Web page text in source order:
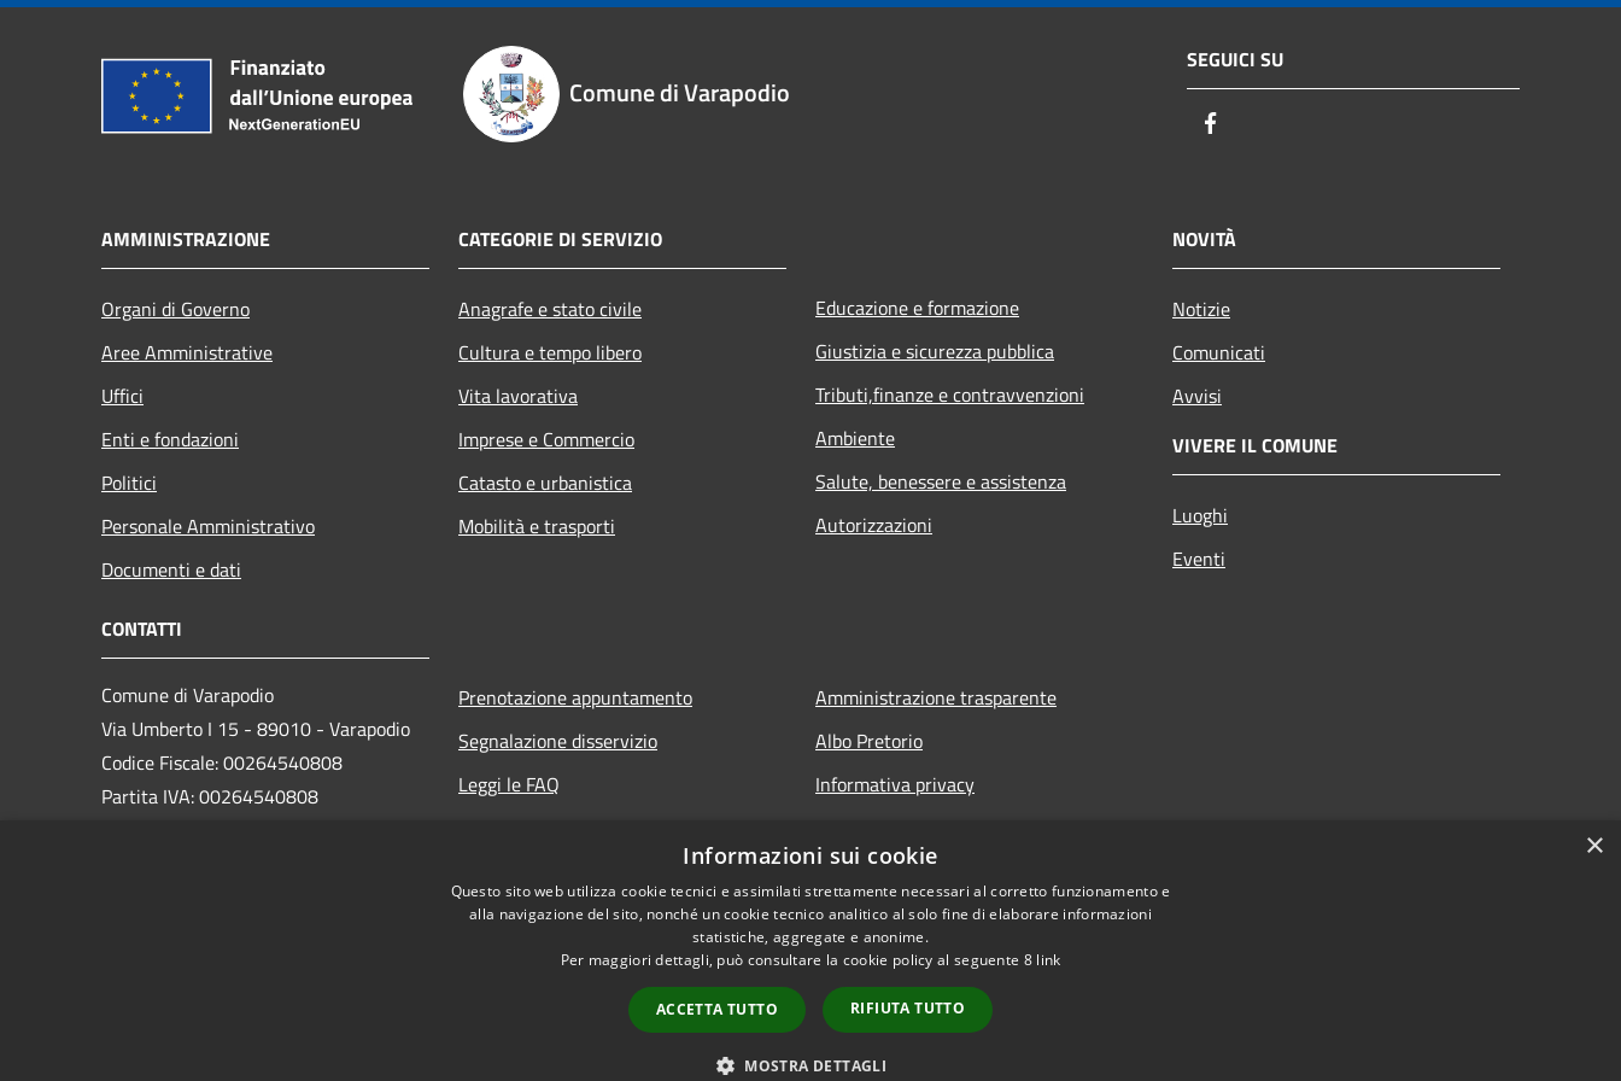
Comune di Varapodio
SEGUICI SU
AMMINISTRAZIONE
Organi di Governo
Aree Amministrative
Uffici
Enti e fondazioni
Politici
Personale Amministrativo
Documenti e dati
CATEGORIE DI SERVIZIO
Anagrafe e stato civile
Cultura e tempo libero
Vita lavorativa
Imprese e Commercio
Catasto e urbanistica
Mobilità e trasporti
Educazione e formazione
Giustizia e sicurezza pubblica
Tributi,finanze e contravvenzioni
Ambiente
Salute, benessere e assistenza
Autorizzazioni
NOVITÀ
Notizie
Comunicati
Avvisi
VIVERE IL COMUNE
Luoghi
Eventi
CONTATTI
Comune di Varapodio
Via Umberto I 15 - 89010 - Varapodio
Codice Fiscale: 00264540808
Partita IVA: 00264540808
Prenotazione appuntamento
Segnalazione disservizio
Leggi le FAQ
Amministrazione trasparente
Albo Pretorio
Informativa privacy
Dichiarazione di accessibilità
Copyright © 2026 • Comune di Varapodio • Powered by
×
Informazioni sui cookie
Questo sito web utilizza cookie tecnici e assimilati strettamente necessari al corretto funzionamento e
alla navigazione del sito, nonché un cookie tecnico analitico al solo fine di elaborare informazioni
statistiche, aggregate e anonime.
Per maggiori dettagli, può consultare la cookie policy al seguente 8 link
ACCETTA TUTTO RIFIUTA TUTTO
MOSTRA DETTAGLI